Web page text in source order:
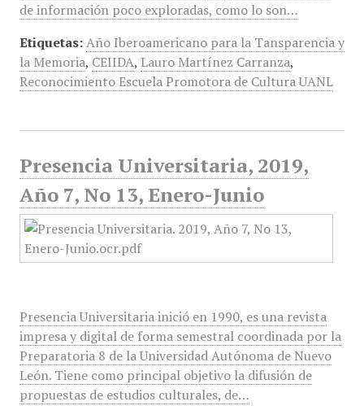
de información poco exploradas, como lo son…
Etiquetas: Año Iberoamericano para la Tansparencia y
la Memoria, CEIIDA, Lauro Martínez Carranza,
Reconocimiento Escuela Promotora de Cultura UANL
Presencia Universitaria, 2019,
Año 7, No 13, Enero-Junio
Presencia Universitaria inició en 1990, es una revista
impresa y digital de forma semestral coordinada por la
Preparatoria 8 de la Universidad Autónoma de Nuevo
León. Tiene como principal objetivo la difusión de
propuestas de estudios culturales, de…